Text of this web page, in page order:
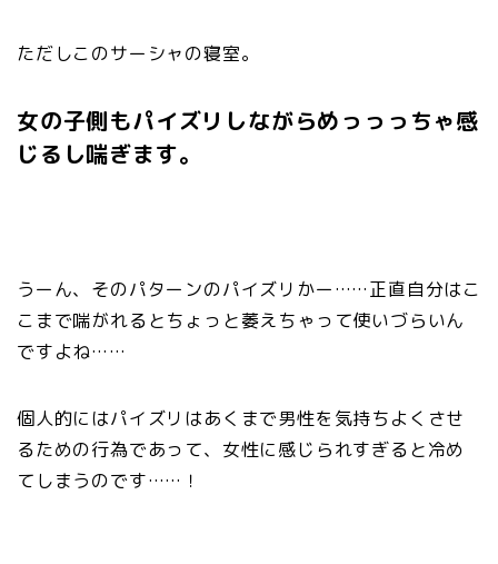
ただしこのサーシャの寝室。
女の子側もパイズリしながらめっっっちゃ感
じるし喘ぎます。
うーん、そのパターンのパイズリかー……正直自分はこ
こまで喘がれるとちょっと萎えちゃって使いづらいん
ですよね……
個人的にはパイズリはあくまで男性を気持ちよくさせ
るための行為であって、女性に感じられすぎると冷め
てしまうのです……！